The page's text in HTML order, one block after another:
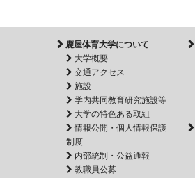
鹿屋体育大学について
大学概要
交通アクセス
施設
学内共同教育研究施設等
大学の特色ある取組
情報公開・個人情報保護
制度
内部統制・公益通報
教職員公募